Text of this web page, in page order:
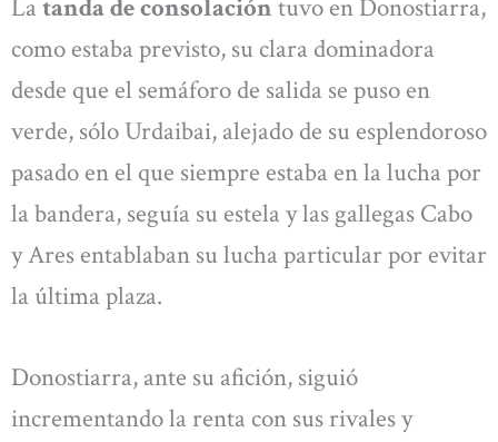
La tanda de consolación tuvo en Donostiarra,
como estaba previsto, su clara dominadora
desde que el semáforo de salida se puso en
verde, sólo Urdaibai, alejado de su esplendoroso
pasado en el que siempre estaba en la lucha por
la bandera, seguía su estela y las gallegas Cabo
y Ares entablaban su lucha particular por evitar
la última plaza.
Donostiarra, ante su afición, siguió
incrementando la renta con sus rivales y